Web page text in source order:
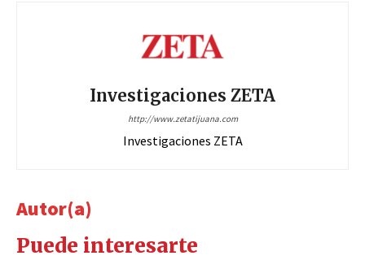
Investigaciones ZETA
http://www.zetatijuana.com
Investigaciones ZETA
Autor(a)
Puede interesarte